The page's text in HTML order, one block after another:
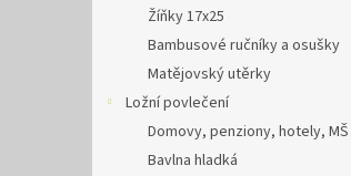
Žíňky 17x25
Bambusové ručníky a osušky
Matějovský utěrky
Ložní povlečení
Domovy, penziony, hotely, MŠ
Bavlna hladká